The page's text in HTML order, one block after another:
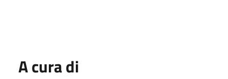
A cura di